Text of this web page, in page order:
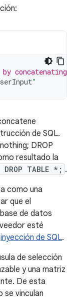
concatenating
"
de SQL.
DROP
resultado la
TABLE *; .
como una
que el
de datos
esté
inyección de SQL.
de selección
y una matriz
De esta
se vinculan